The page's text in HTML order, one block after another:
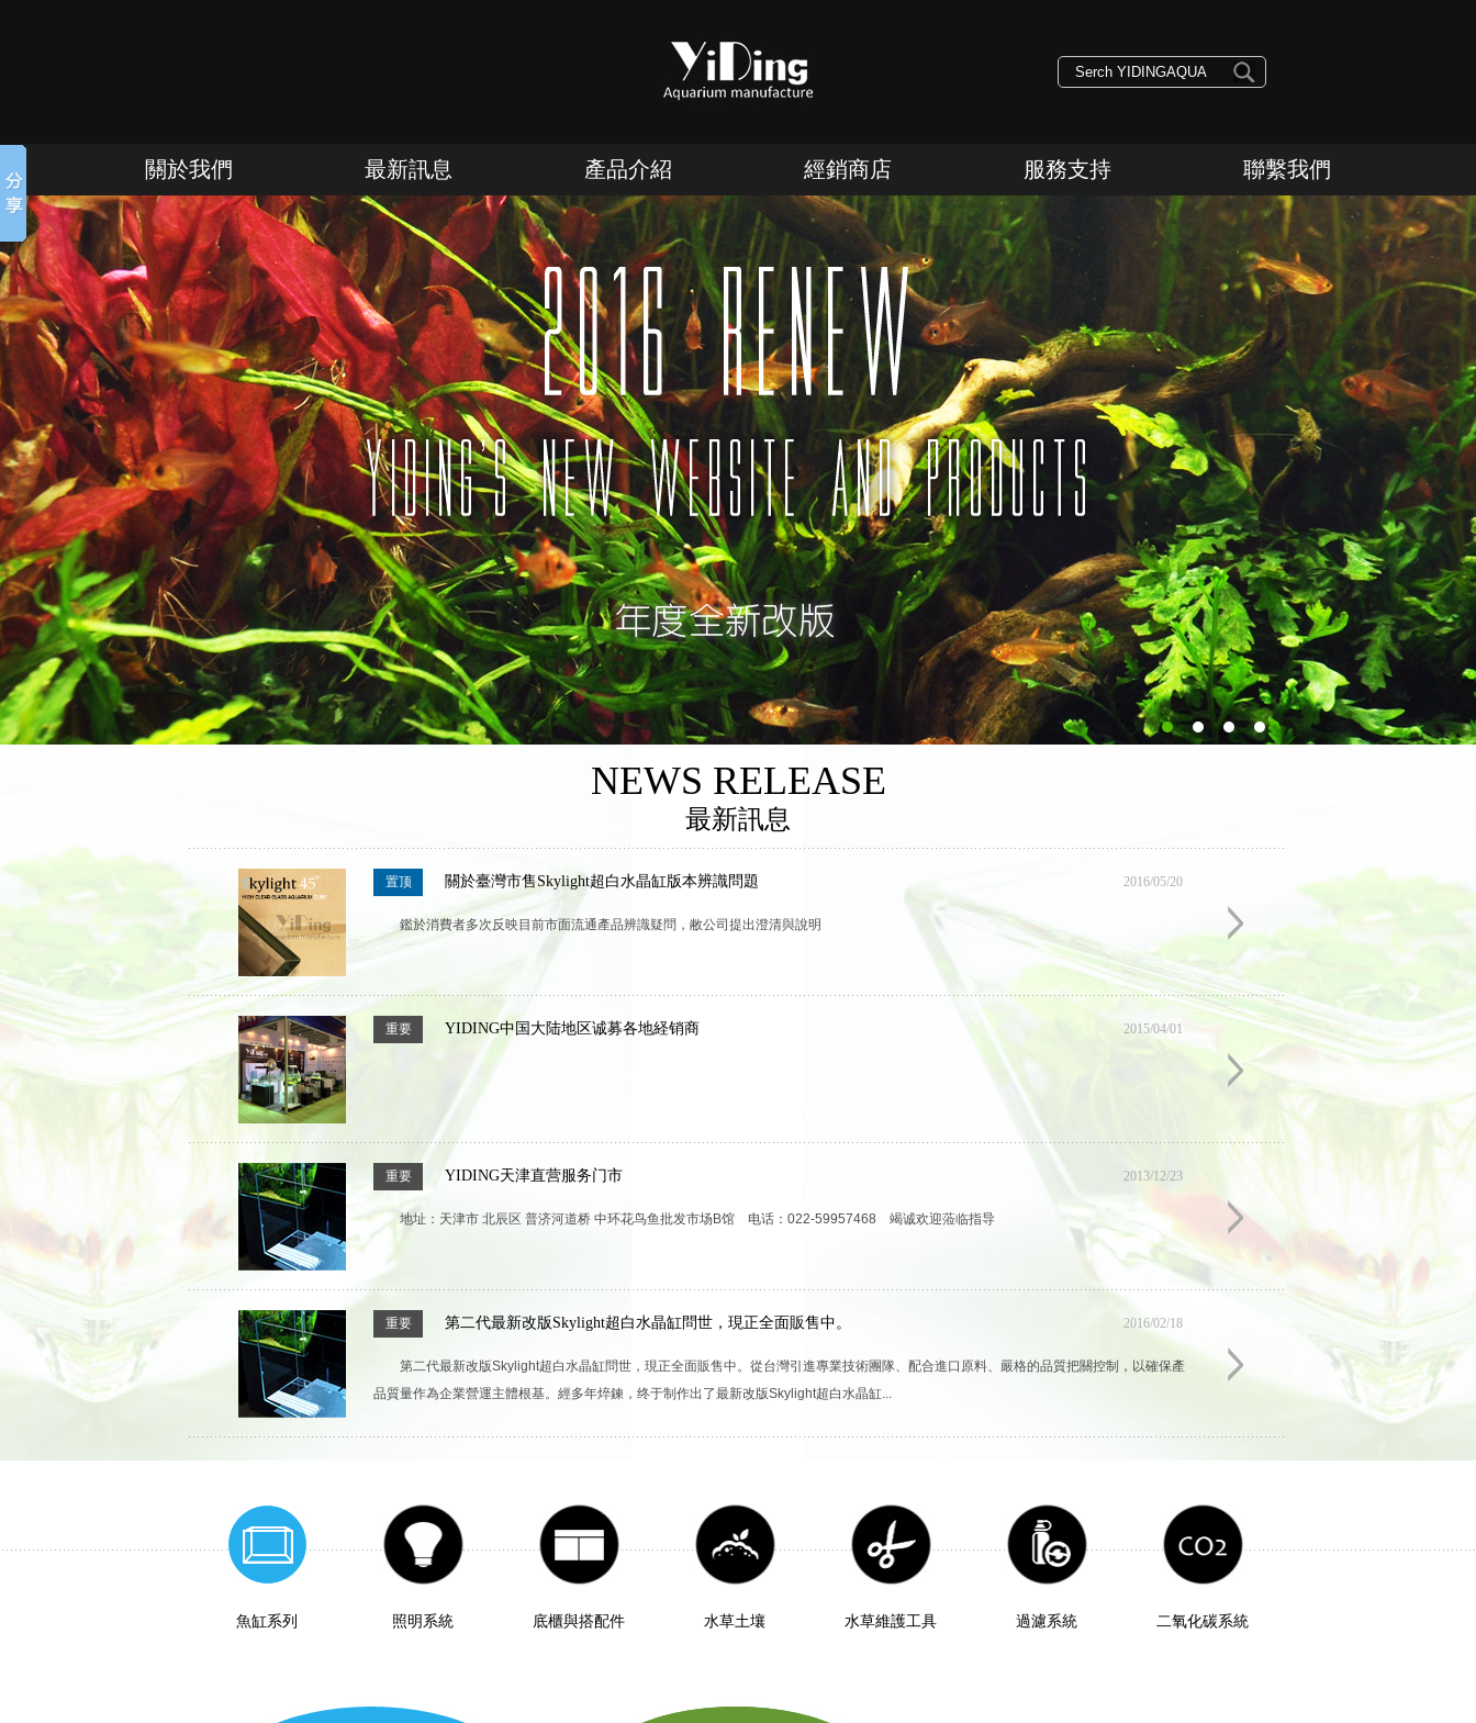
關於我們 最新訊息 產品介紹 經銷商店 服務支持 聯繫我們
NEWS RELEASE
最新訊息
置顶 關於臺灣市售Skylight超白水晶缸版本辨識問題 2016/05/20
鑑於消費者多次反映目前市面流通產品辨識疑問，敝公司提出澄清與說明
重要 YIDING中国大陆地区诚募各地経销商 2015/04/01
重要 YIDING天津直营服务门市 2013/12/23
地址：天津市 北辰区 普济河道桥 中环花鸟鱼批发市场B馆 电话：022-59957468 竭诚欢迎蒞临指导
重要 第二代最新改版Skylight超白水晶缸問世，現正全面販售中。 2016/02/18
第二代最新改版Skylight超白水晶缸問世，現正全面販售中。從台灣引進專業技術團隊、配合進口原料、嚴格的品質把關控制，以確保產
品質量作為企業營運主體根基。經多年焠鍊，终于制作出了最新改版Skylight超白水晶缸...
魚缸系列 照明系統 底櫃與搭配件 水草土壤 水草維護工具 過濾系統 二氧化碳系統